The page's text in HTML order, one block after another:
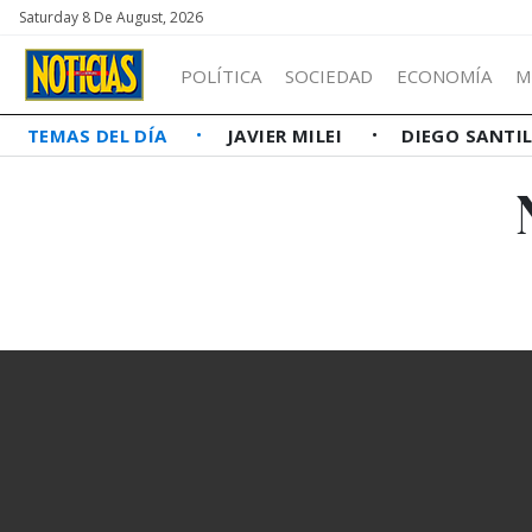
Saturday 8 De August, 2026
POLÍTICA SOCIEDAD ECONOMÍA
TEMAS DEL DÍA JAVIER MILEI DIEGO